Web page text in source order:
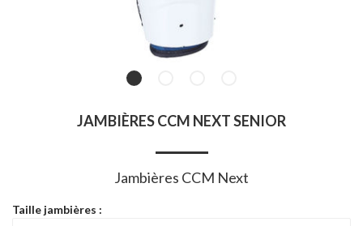
JAMBIÈRES CCM NEXT SENIOR
Jambières CCM Next
Taille jambières :